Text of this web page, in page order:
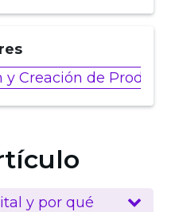
y Creación de
y por qué